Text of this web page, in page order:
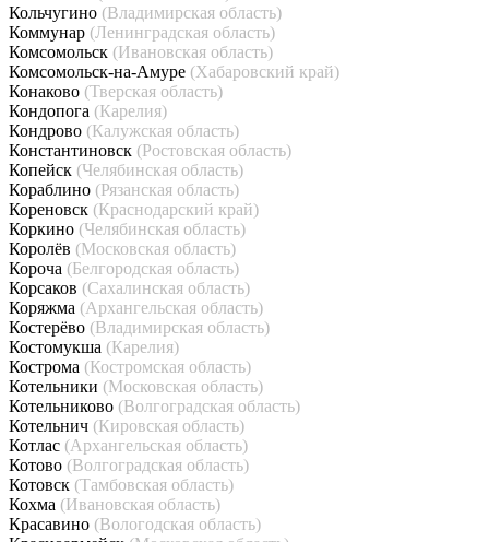
Кольчугино (Владимирская область)
Коммунар (Ленинградская область)
Комсомольск (Ивановская область)
Комсомольск-на-Амуре (Хабаровский край)
Конаково (Тверская область)
Кондопога (Карелия)
Кондрово (Калужская область)
Константиновск (Ростовская область)
Копейск (Челябинская область)
Кораблино (Рязанская область)
Кореновск (Краснодарский край)
Коркино (Челябинская область)
Королёв (Московская область)
Короча (Белгородская область)
Корсаков (Сахалинская область)
Коряжма (Архангельская область)
Костерёво (Владимирская область)
Костомукша (Карелия)
Кострома (Костромская область)
Котельники (Московская область)
Котельниково (Волгоградская область)
Котельнич (Кировская область)
Котлас (Архангельская область)
Котово (Волгоградская область)
Котовск (Тамбовская область)
Кохма (Ивановская область)
Красавино (Вологодская область)